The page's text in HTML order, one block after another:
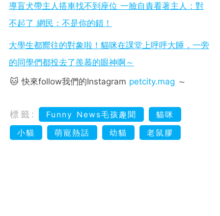
導盲犬帶主人搭車找不到座位 一臉自責看著主人：對
不起了 網民：不是你的錯！
大學生都嚮往的對象啦！貓咪在課堂上呼呼大睡，一旁
的同學們都投去了羨慕的眼神啊～
🐱 快來follow我們的Instagram petcity.mag ～
標籤: Funny News毛孩趣聞
貓咪
小貓
萌寵熱話 幼貓 老鼠膠